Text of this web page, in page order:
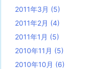
2011年3月 (5)
2011年2月 (4)
2011年1月 (5)
2010年11月 (5)
2010年10月 (6)